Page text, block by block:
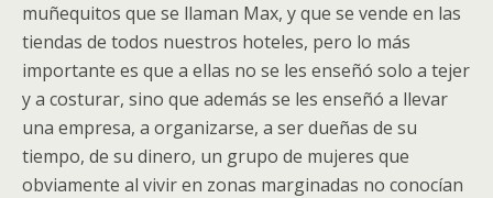
muñequitos que se llaman Max, y que se vende en las
tiendas de todos nuestros hoteles, pero lo más
importante es que a ellas no se les enseñó solo a tejer
y a costurar, sino que además se les enseñó a llevar
una empresa, a organizarse, a ser dueñas de su
tiempo, de su dinero, un grupo de mujeres que
obviamente al vivir en zonas marginadas no conocían